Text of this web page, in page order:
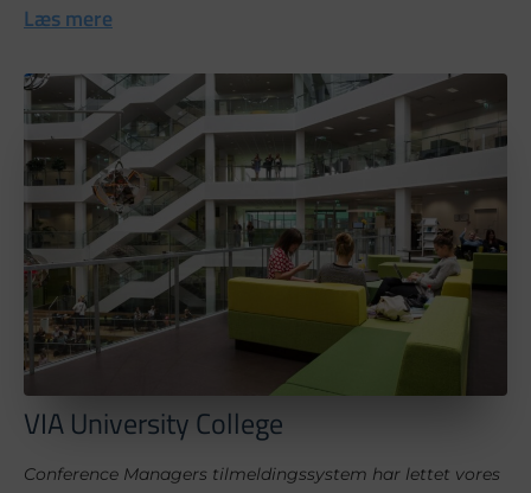
Læs mere
VIA University College
Conference Managers tilmeldingssystem har lettet vores